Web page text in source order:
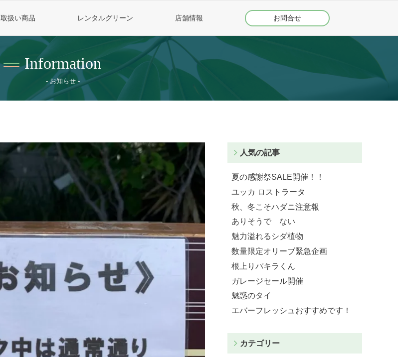
取扱い商品 レンタルグリーン 店舗情報 お問合せ
information
お知らせ
人気の記事
夏の感謝祭SALE開催！！
ユッカ ロストラータ
秋、冬こそハダニ注意報
ありそうで ない
魅力溢れるシダ植物
数量限定オリーブ緊急企画
根上りパキラくん
ガレージセール開催
魅惑のタイ
エバーフレッシュおすすめです！
カテゴリー